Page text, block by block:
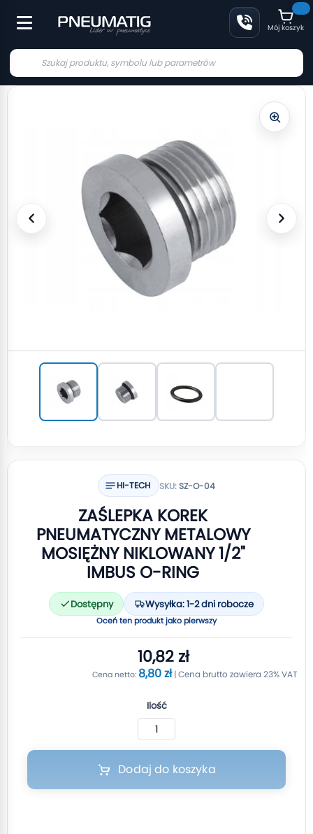
Mój koszyk
HI-TECH SKU:SZ-O-04
ZAŚLEPKA KOREK
PNEUMATYCZNY METALOWY
MOSIĘŻNY NIKLOWANY 1/2"
IMBUS O-RING
Dostępny Wysyłka: 1-2 dni robocze
Oceń ten produkt jako pierwszy
10,82 zł
8,80 zł
Ilość
Dodaj do koszyka